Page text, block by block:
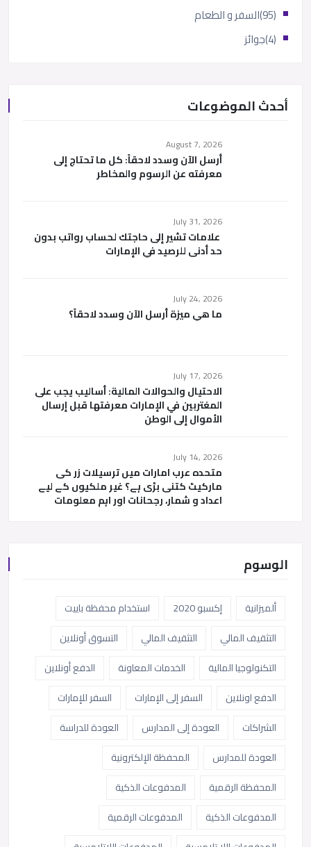
السفر و الطعام
(95)
جوائز (4)
أحدث الموضوعات
August 7, 2026
أرسل الآن وسدد لاحقاً: كل ما تحتاج إلى
معرفته عن الرسوم والمخاطر
July 31, 2026
علامات تشير إلى حاجتك لحساب رواتب بدون
حد أدنى للرصيد في الإمارات
July 24, 2026
ما هي ميزة أرسل الآن وسدد لاحقاً؟
July 17, 2026
الاحتيال والحوالات المالية: أساليب يجب على
المغتربين في الإمارات معرفتها قبل إرسال
الأموال إلى الوطن
July 14, 2026
متحدہ عرب امارات میں ترسیلات زر کی
مارکیٹ کتنی بڑی ہے؟ غیر ملکیوں کے لیے
اعداد و شمار، رجحانات اور اہم معلومات
الوسوم
ألميزانية إكسبو 2020
استخدام محفظة باييت
التثقيف المالي
التثقيف المالي
التسوق أونلاين
التكنولوجيا المالية
الخدمات المعاونة
الدفع أونلاين
الدفع اونلاين
السفر إلى الإمارات
السفر للإمارات
الشراكات
العودة إلى المدارس
العودة للدراسة
العودة للمدارس
المحفظة الإلكترونية
المحفظة الرقمية
المدفوعات الذكية
المدفوعات الذكية
المدفوعات الرقمية